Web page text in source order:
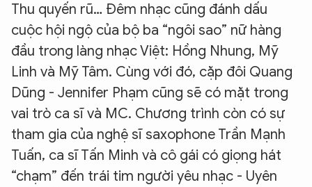
Thu quyến rũ… Đêm nhạc cũng đánh dấu
cuộc hội ngộ của bộ ba “ngôi sao” nữ hàng
đầu trong làng nhạc Việt: Hồng Nhung, Mỹ
Linh và Mỹ Tâm. Cùng với đó, cặp đôi Quang
Dũng - Jennifer Phạm cũng sẽ có mặt trong
vai trò ca sĩ và MC. Chương trình còn có sự
tham gia của nghệ sĩ saxophone Trần Mạnh
Tuấn, ca sĩ Tấn Minh và cô gái có giọng hát
“chạm” đến trái tim người yêu nhạc - Uyên